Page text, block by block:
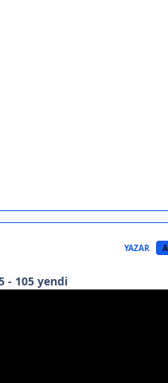
YAZAR
- 105 yendi